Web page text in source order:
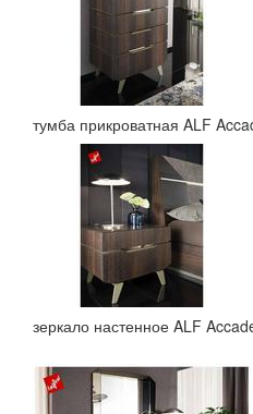
тумба прикроватная ALF
зеркало настенное ALF